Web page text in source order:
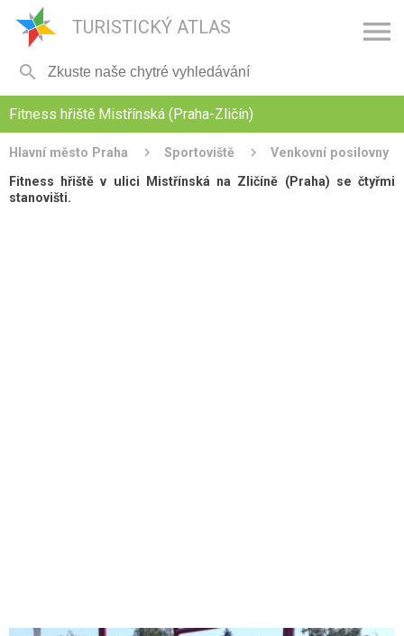
TURISTICKÝ ATLAS 

Fitness hřiště Mistřínská (Praha-Zličín)
Hlavní město Praha Sportoviště
Venkovní posilovny
Fitness hřiště v ulici Mistřínská na Zličíně (Praha) se čtyřmi
stanovišti.